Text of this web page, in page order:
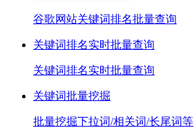
谷歌网站关键词排名批量查询
关键词排名实时批量查询
关键词排名实时批量查询
关键词批量挖掘
批量挖掘下拉词/相关词/长尾词等